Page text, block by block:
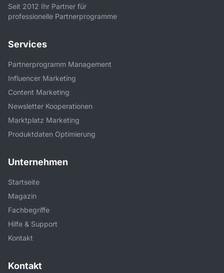
Seit 2012 Ihr Partner für
professionelle Partnerprogramme
Services
Partnerprogramm Management
Influencer Marketing
Content Marketing
Newsletter Kooperationen
Marktplatz Marketing
Produktdaten Optimierung
Unternehmen
Startseite
Magazin
Fachbegriffe
Hilfe & Support
Kontakt
Kontakt